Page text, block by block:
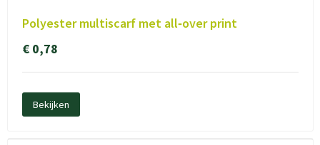
Polyester multiscarf met all‑over print
€ 0,78
Bekijken